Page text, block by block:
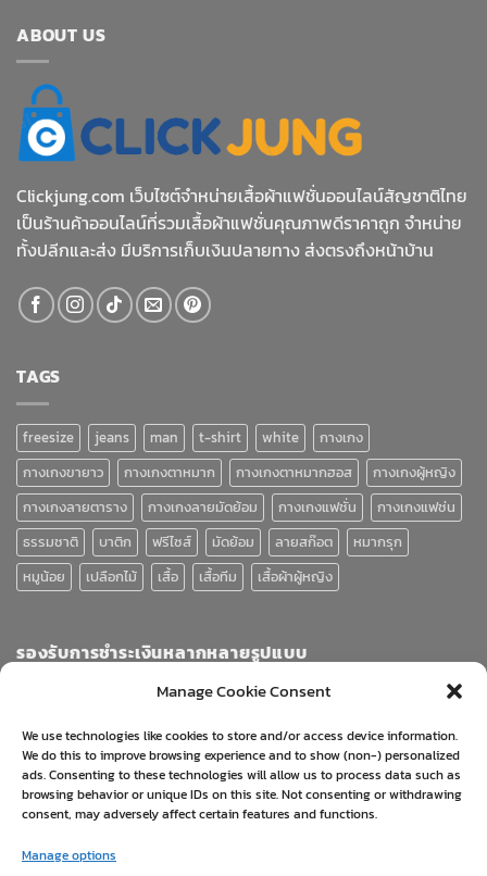
Manage Cookie Consent
We use technologies like cookies to store and/or access device information.
We do this to improve browsing experience and to show (non-) personalized
ads. Consenting to these technologies will allow us to process data such as
browsing behavior or unique IDs on this site. Not consenting or withdrawing
consent, may adversely affect certain features and functions.
Manage options
ABOUT US
Clickjung.com เว็บไซต์จำหน่ายเสื้อผ้าแฟชั่นออนไลน์สัญชาติไทย
เป็นร้านค้าออนไลน์ที่รวมเสื้อผ้าแฟชั่นคุณภาพดีราคาถูก จำหน่าย
ทั้งปลีกและส่ง มีบริการเก็บเงินปลายทาง ส่งตรงถึงหน้าบ้าน
TAGS
freesize jeans man t-shirt white
กางเกง
กางเกงขายาว
กางเกงตาหมาก กางเกงตาหมากฮอส
กางเกงผู้หญิง
กางเกงลายตาราง
กางเกงลายมัดย้อม กางเกงแฟชั่น
กางเกงแฟช่น
ธรรมชาติ
บาติก ฟรีไซส์ มัดย้อม ลายสก๊อต
หมากรุก
หมูน้อย
เปลือกไม้ เสื้อ เสื้อทีม เสื้อผ้าผู้หญิง
รองรับการชำระเงินหลากหลายรูปแบบ